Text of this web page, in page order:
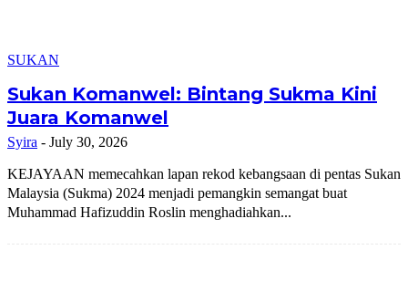
SUKAN
Sukan Komanwel: Bintang Sukma Kini
Juara Komanwel
Syira - July 30, 2026
KEJAYAAN memecahkan lapan rekod kebangsaan di pentas Sukan
Malaysia (Sukma) 2024 menjadi pemangkin semangat buat
Muhammad Hafizuddin Roslin menghadiahkan...